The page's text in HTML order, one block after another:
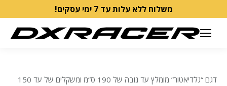
משלוח ללא עלות עד 7 ימי עסקים!
דגם “גלדיאטור” מומלץ עד גובה של 190 ס”מ ומשקלים של עד 150